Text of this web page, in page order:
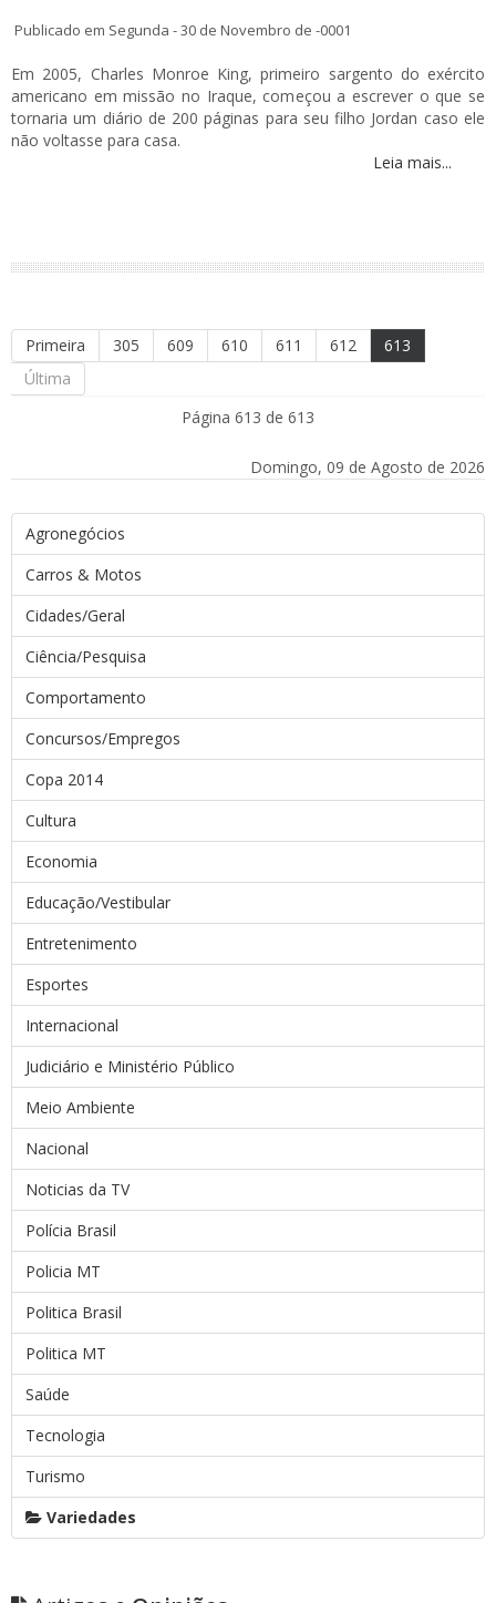
Publicado em Segunda - 30 de Novembro de -0001
Em 2005, Charles Monroe King, primeiro sargento do exército
americano em missão no Iraque, começou a escrever o que se
tornaria um diário de 200 páginas para seu filho Jordan caso ele
não voltasse para casa.
Leia mais...
Primeira 305 609 610 611 612
613
Última
Página 613 de 613
Domingo, 09 de Agosto de 2026
Agronegócios
Carros & Motos
Cidades/Geral
Ciência/Pesquisa
Comportamento
Concursos/Empregos
Copa 2014
Cultura
Economia
Educação/Vestibular
Entretenimento
Esportes
Internacional
Judiciário e Ministério Público
Meio Ambiente
Nacional
Noticias da TV
Polícia Brasil
Policia MT
Politica Brasil
Politica MT
Saúde
Tecnologia
Turismo
Variedades